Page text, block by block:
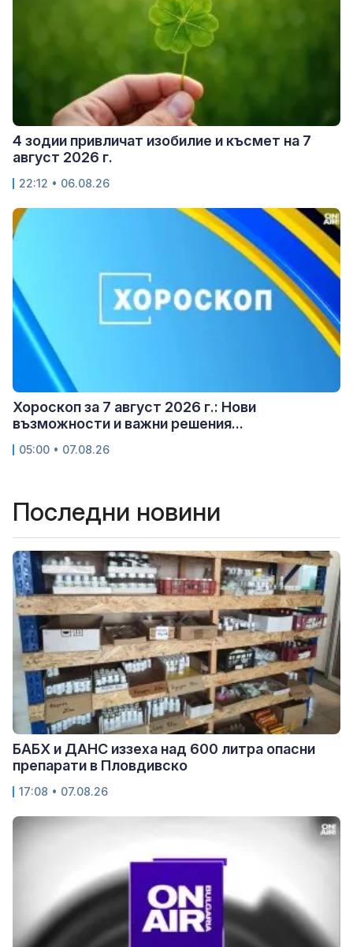
4 зодии привличат изобилие и късмет на 7
август 2026 г.
22:12 • 06.08.26
Хороскоп за 7 август 2026 г.: Нови
възможности и важни решения...
05:00 • 07.08.26
Последни новини
БАБХ и ДАНС иззеха над 600 литра опасни
препарати в Пловдивско
17:08 • 07.08.26